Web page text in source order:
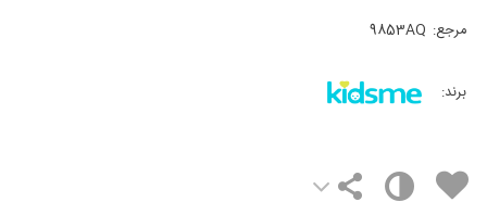
مرجع: 9853AQ
برند: